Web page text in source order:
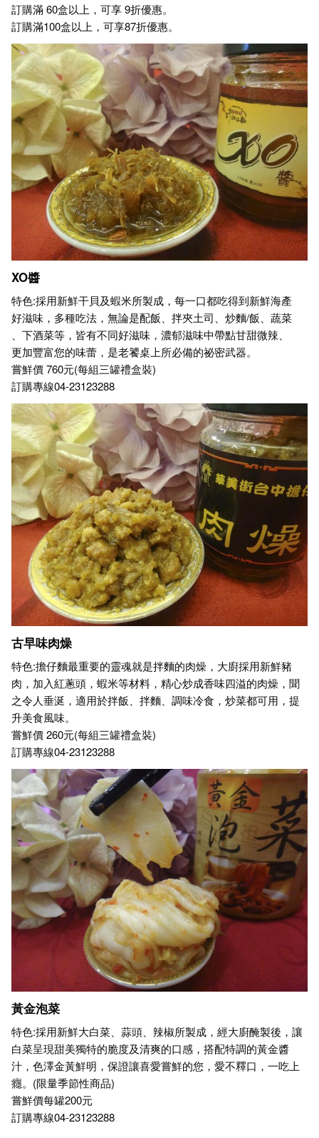
訂購滿 60盒以上，可享 9折優惠。
訂購滿100盒以上，可享87折優惠。
XO醬
特色:採用新鮮干貝及蝦米所製成，每一口都吃得到新鮮海產
好滋味，多種吃法，無論是配飯、拌夾土司、炒麵/飯、蔬菜
、下酒菜等，皆有不同好滋味，濃郁滋味中帶點甘甜微辣、
更加豐富您的味蕾，是老饕桌上所必備的祕密武器。
嘗鮮價 760元(每組三罐禮盒裝)
訂購專線04-23123288
古早味肉燥
特色:擔仔麵最重要的靈魂就是拌麵的肉燥，大廚採用新鮮豬
肉，加入紅蔥頭，蝦米等材料，精心炒成香味四溢的肉燥，聞
之令人垂涎，適用於拌飯、拌麵、調味冷食，炒菜都可用，提
升美食風味。
嘗鮮價 260元(每組三罐禮盒裝)
訂購專線04-23123288
黃金泡菜
特色:採用新鮮大白菜、蒜頭、辣椒所製成，經大廚醃製後，讓
白菜呈現甜美獨特的脆度及清爽的口感，搭配特調的黃金醬
汁，色澤金黃鮮明，保證讓喜愛嘗鮮的您，愛不釋口，一吃上
癮。(限量季節性商品)
嘗鮮價每罐200元
訂購專線04-23123288